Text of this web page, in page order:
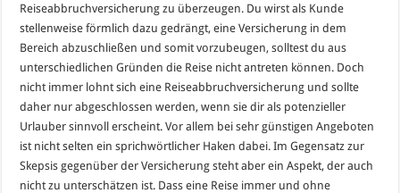
Reiseabbruchversicherung zu überzeugen. Du wirst als Kunde
stellenweise förmlich dazu gedrängt, eine Versicherung in dem
Bereich abzuschließen und somit vorzubeugen, solltest du aus
unterschiedlichen Gründen die Reise nicht antreten können. Doch
nicht immer lohnt sich eine Reiseabbruchversicherung und sollte
daher nur abgeschlossen werden, wenn sie dir als potenzieller
Urlauber sinnvoll erscheint. Vor allem bei sehr günstigen Angeboten
ist nicht selten ein sprichwörtlicher Haken dabei. Im Gegensatz zur
Skepsis gegenüber der Versicherung steht aber ein Aspekt, der auch
nicht zu unterschätzen ist. Dass eine Reise immer und ohne